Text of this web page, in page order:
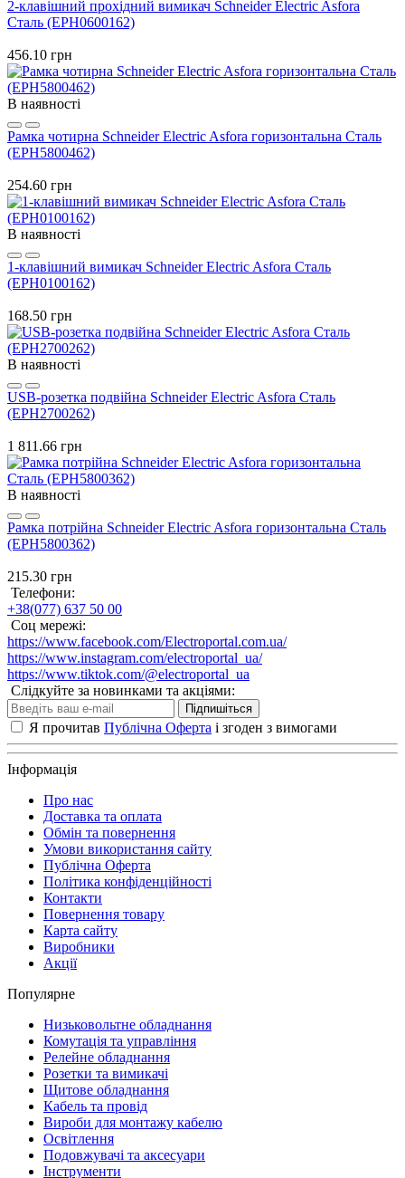
2-клавішний прохідний вимикач Schneider Electric Asfora
Сталь (EPH0600162)
456.10 грн
В наявності
Рамка чотирна Schneider Electric Asfora горизонтальна Сталь
(EPH5800462)
254.60 грн
В наявності
1-клавішний вимикач Schneider Electric Asfora Сталь
(EPH0100162)
168.50 грн
В наявності
USB-розетка подвійна Schneider Electric Asfora Сталь
(EPH2700262)
1 811.66 грн
В наявності
Рамка потрійна Schneider Electric Asfora горизонтальна Сталь
(EPH5800362)
215.30 грн
Телефони:
+38(077) 637 50 00
Соц мережі:
https://www.facebook.com/Electroportal.com.ua/
https://www.instagram.com/electroportal_ua/
https://www.tiktok.com/@electroportal_ua
Слідкуйте за новинками та акціями:
Підпишіться
Я прочитав Публічна Оферта і згоден з вимогами
Інформація
Про нас
Доставка та оплата
Обмін та повернення
Умови використання сайту
Публічна Оферта
Політика конфіденційності
Контакти
Повернення товару
Карта сайту
Виробники
Акції
Популярне
Низьковольтне обладнання
Комутація та управління
Релейне обладнання
Розетки та вимикачі
Щитове обладнання
Кабель та провід
Вироби для монтажу кабелю
Освітлення
Подовжувачі та аксесуари
Інструменти